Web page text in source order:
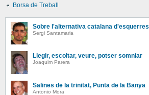
Borsa de Treball
Sobre l'alternativa catalana d'esquerres
Sergi Santamaria
Llegir, escoltar, veure, potser somniar
Joaquim Parera
Salines de la trinitat, Punta de la Banya
Antonio Mora